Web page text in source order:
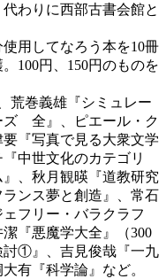
わりに西部古書会館と
用してなろう本を10冊
100円、150円のものを
荒巻義雄『シミュレー
ズ 全』、ピエール・ク
『写真で見る大衆文学
中世文化のカテゴリ
、秋月観暎『道教研究
ンス夢と創造』、常石
フリー・バラクラフ
『悪魔学大全』（300
討①』、吉見俊哉『一九
有『科学論』など。